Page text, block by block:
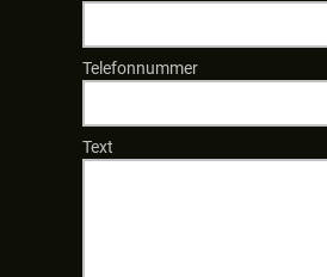
Telefonnummer
Text